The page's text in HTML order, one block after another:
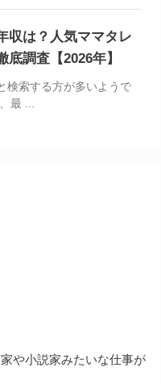
収は？人気ママタレ
調査【2026年】
検索する方が多いようで
最 ...
や小説家みたいな仕事が